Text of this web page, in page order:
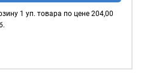
1 уп. товара по цене 204,00